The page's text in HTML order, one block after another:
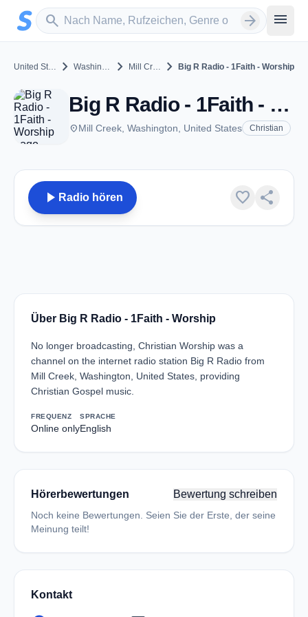
Zum Hauptinhalt springen
search
Sender suchen arrow_forward menu
United States chevron_right Washington chevron_right Mill Creek chevron_rightBig R Radio - 1Faith - Worship
Big R Radio - 1Faith - Worship - Mill Creek, WA
placeMill Creek, Washington, United States Christian
play_arrow Radio hören favorite share
Über Big R Radio - 1Faith - Worship
No longer broadcasting, Christian Worship was a
channel on the internet radio station Big R Radio from
Mill Creek, Washington, United States, providing
Christian Gospel music.
FREQUENZ
Online only
SPRACHE
English
Hörerbewertungen Bewertung schreiben
Noch keine Bewertungen. Seien Sie der Erste, der seine
Meinung teilt!
Kontakt